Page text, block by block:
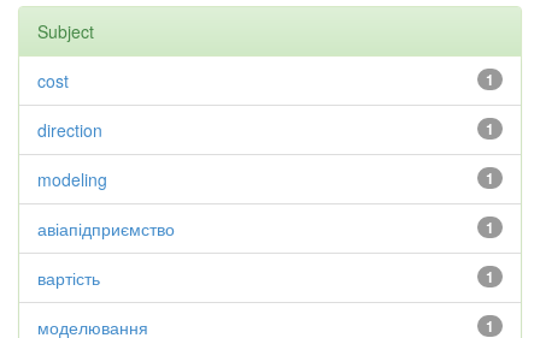
Subject
1
cost
1
direction
1
modeling
1
авіапідприємство
1
вартість
1
моделювання